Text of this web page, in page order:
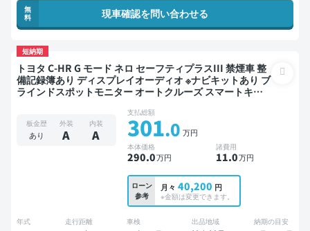
無
料
現車確認を問い合わせる
短納期
トヨタ C-HR G モード ネロ セーフティプラスIII 禁煙車 整
備記録簿あり ディスプレイオーディオ ※ナビキットあり ブ
ラインドスポットモニター オートクルーズ スマートキー
板金歴
あり
外装
A
内装
A
支払総額
301.0 万円
本体価格
290.0万円
諸費用
11.0万円
ローン
参考
月々 40,200 円
※金額は変更できます。
年式 走行距離 車検 出品地域 納期の目安